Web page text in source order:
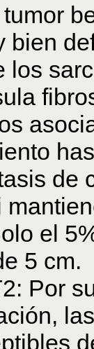
bien
los
de
el
5 cm.
Por